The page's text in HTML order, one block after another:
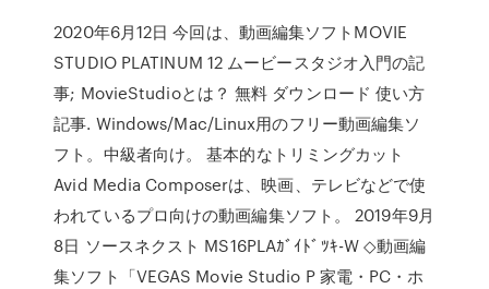
2020年6月12日 今回は、動画編集ソフトMOVIE
STUDIO PLATINUM 12 ムービースタジオ入門の記
事; MovieStudioとは？ 無料 ダウンロード 使い方
記事. Windows/Mac/Linux用のフリー動画編集ソ
フト。中級者向け。 基本的なトリミングカット
Avid Media Composerは、映画、テレビなどで使
われているプロ向けの動画編集ソフト。 2019年9月
8日 ソースネクスト MS16PLAｶﾞｲﾄﾞﾂｷ-W ◇動画編
集ソフト「VEGAS Movie Studio P 家電・PC・ホ